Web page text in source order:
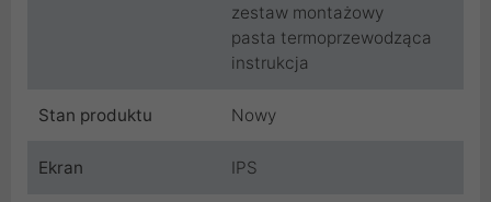
zestaw montażowy
pasta termoprzewodząca
instrukcja
Stan produktu Nowy
Ekran IPS